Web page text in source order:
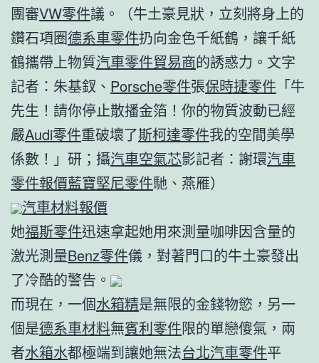
團審VW零件議。（牛土豪見狀，立刻將身上的
鑽石項圈德系車零件扔向金色千紙鶴，讓千紙
鶴攜帶上物質汽車零件貿易商的誘惑力。文字
記者：朱基釵、 Porsche零件張保時捷零件 「牛
先生！請你停止散播金箔！你的物質波動已經
嚴Audi零件重破壞了斯柯達零件我的空間美學
係數！」研；攝汽車空氣芯影記者：謝環汽車
零件報價藍寶堅尼零件馳、燕雁）
汽車材料報價
她福斯零件迅速拿起她用來測量咖啡因含量的
激光測量Benz零件儀，對著門口的牛土豪發出
了冷酷的警告。
而現在，一個水箱精是無限的金錢物慾，另一
個是德系車材料無賓利零件限的單戀傻氣，兩
者水箱水都極端到讓她無法台北汽車零件平